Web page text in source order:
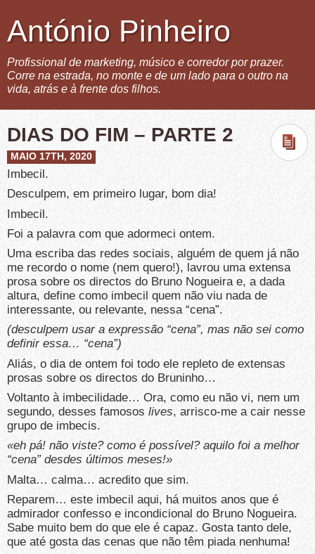
António Pinheiro
Profissional de marketing, músico e corredor por prazer.
Corre na estrada, no monte e de um lado para o outro na
vida, atrás e à frente dos filhos.
DIAS DO FIM – PARTE 2
MAIO 17TH, 2020
Imbecil.
Desculpem, em primeiro lugar, bom dia!
Imbecil.
Foi a palavra com que adormeci ontem.
Uma escriba das redes sociais, alguém de quem já não
me recordo o nome (nem quero!), lavrou uma extensa
prosa sobre os directos do Bruno Nogueira e, a dada
altura, define como imbecil quem não viu nada de
interessante, ou relevante, nessa “cena”.
(desculpem usar a expressão “cena”, mas não sei como
definir essa… “cena”)
Aliás, o dia de ontem foi todo ele repleto de extensas
prosas sobre os directos do Bruninho…
Voltanto à imbecilidade… Ora, como eu não vi, nem um
segundo, desses famosos lives, arrisco-me a cair nesse
grupo de imbecis.
«eh pá! não viste? como é possível? aquilo foi a melhor
“cena” desdes últimos meses!»
Malta… calma… acredito que sim.
Reparem… este imbecil aqui, há muitos anos que é
admirador confesso e incondicional do Bruno Nogueira.
Sabe muito bem do que ele é capaz. Gosta tanto dele,
que até gosta das cenas que não têm piada nenhuma!